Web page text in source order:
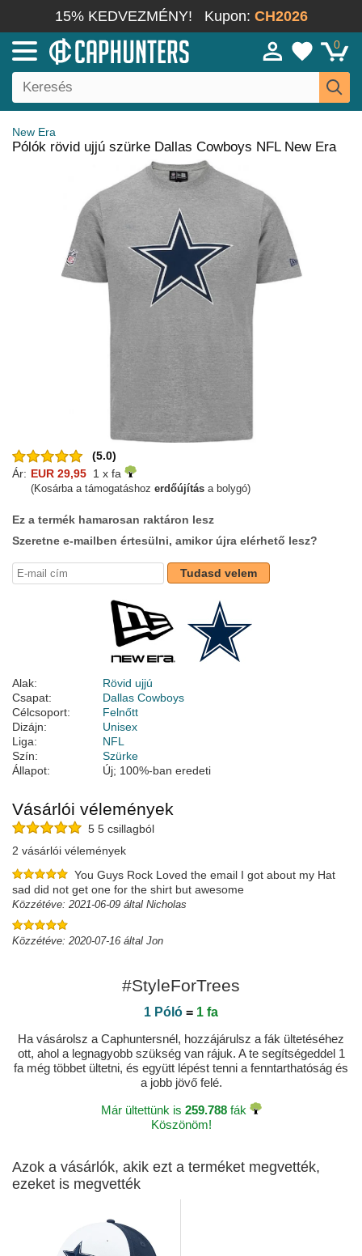
15% KEDVEZMÉNY! Kupon: CH2026
0
New Era
Pólók rövid ujjú szürke Dallas Cowboys NFL New Era
(5.0)
Ár: EUR 29,95 1 x fa
(Kosárba a támogatáshoz erdőújítás a bolygó)
Ez a termék hamarosan raktáron lesz
Szeretne e-mailben értesülni, amikor újra elérhető lesz?
Tudasd velem
Alak:
Rövid ujjú
Csapat:
Dallas Cowboys
Célcsoport:
Felnőtt
Dizájn:
Unisex
Liga:
NFL
Szín:
Szürke
Állapot:
Új; 100%-ban eredeti
Vásárlói vélemények
5 5 csillagból
2 vásárlói vélemények
You Guys Rock Loved the email I got about my Hat
sad did not get one for the shirt but awesome
Közzétéve: 2021-06-09 által Nicholas
Közzétéve: 2020-07-16 által Jon
#StyleForTrees
1 Póló = 1 fa
Ha vásárolsz a Caphuntersnél, hozzájárulsz a fák ültetéséhez
ott, ahol a legnagyobb szükség van rájuk. A te segítségeddel 1
fa még többet ültetni, és együtt lépést tenni a fenntarthatóság és
a jobb jövő felé.
Már ültettünk is 259.788fák
Köszönöm!
Azok a vásárlók, akik ezt a terméket megvették,
ezeket is megvették